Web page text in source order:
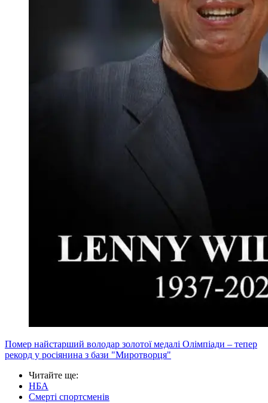
Помер найстарший володар золотої медалі Олімпіади – тепер
рекорд у росіянина з бази "Миротворця"
Читайте ще:
НБА
Смерті спортсменів